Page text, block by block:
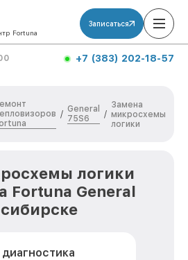
Fortuna
Записаться
+7 (383) 202-18-57
/
General
75S6
/
Замена
микросхемы
логики
логики
Fortuna General